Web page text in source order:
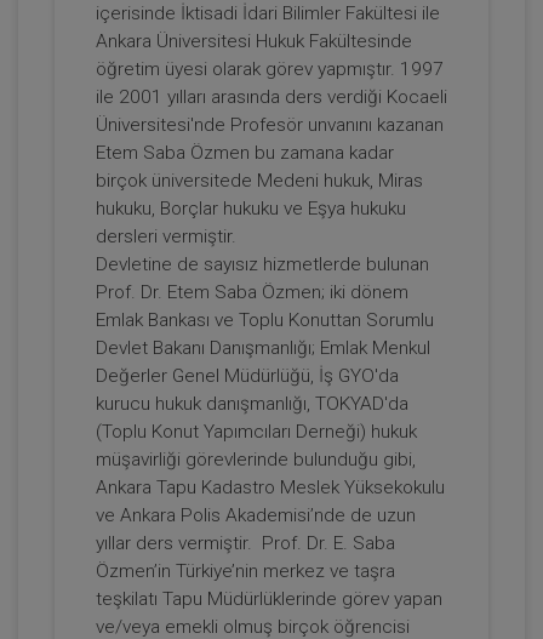
Kamulaştırma Kanunu 10/XIV ve 14/Son
Fıkra Hükümlerinin İptaline Bağlı
Sonuçlar Video Kaydı
ARMAĞANIMIZDIR
Sepete Ekle
Devre Mülk Hakkının Emeklinin Emlak
Vergisi Muafiyetini Kaldırması ve 7464
Sayılı Kanun Uyarınca Günübirlik
Kiralanmasına Dayalı Yanılgılar Video
Eğitimi
300 TL Sepete Ekle
Prof. Dr. Etem Saba ÖZMEN
içerisinde İktisadi İdari Bilimler Fakültesi ile
Ankara Üniversitesi Hukuk Fakültesinde
öğretim üyesi olarak görev yapmıştır. 1997
ile 2001 yılları arasında ders verdiği Kocaeli
Üniversitesi'nde Profesör unvanını kazanan
Etem Saba Özmen bu zamana kadar
birçok üniversitede Medeni hukuk, Miras
hukuku, Borçlar hukuku ve Eşya hukuku
dersleri vermiştir.
Devletine de sayısız hizmetlerde bulunan
Prof. Dr. Etem Saba Özmen; iki dönem
Emlak Bankası ve Toplu Konuttan Sorumlu
Devlet Bakanı Danışmanlığı; Emlak Menkul
Değerler Genel Müdürlüğü, İş GYO'da
kurucu hukuk danışmanlığı, TOKYAD'da
(Toplu Konut Yapımcıları Derneği) hukuk
müşavirliği görevlerinde bulunduğu gibi,
Ankara Tapu Kadastro Meslek Yüksekokulu
ve Ankara Polis Akademisi’nde de uzun
yıllar ders vermiştir. Prof. Dr. E. Saba
Özmen’in Türkiye’nin merkez ve taşra
teşkilatı Tapu Müdürlüklerinde görev yapan
ve/veya emekli olmuş birçok öğrencisi